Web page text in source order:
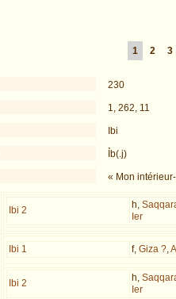
1
2 3
230
1, 262, 11
Ibi
Ỉb(.j)
« Mon
Ibi 2 h,
Ier
Ibi 1 f,Giza ?,
Ibi 2 h,
Ier